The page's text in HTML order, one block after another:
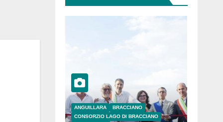
ANGUILLARA
BRACCIANO
CONSORZIO LAGO DI BRACCIANO